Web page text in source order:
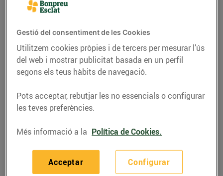
L’import va destinat a la Fundació Jubert
els familiars de persones hospitalitzades,
desplaçades de la seva residència
habitual, amb pocs recursos econòmics a
qui se'ls hi ofereix allotjament i suport
emocional.
col·laborat amb més de 26 associacions i
ha recaptat més d’1,5 milions d’euros a
Esclat van realitzar 290.008 donacions que han fet
Gestió del consentiment de les Cookies
Utilitzem cookies pròpies i de tercers per mesurar l’ús
del web i mostrar publicitat basada en un perfil
segons els teus hàbits de navegació.
Pots acceptar, rebutjar les no essencials o configurar
les teves preferències.
Més informació a la Política de Cookies.
Configurar
Acceptar